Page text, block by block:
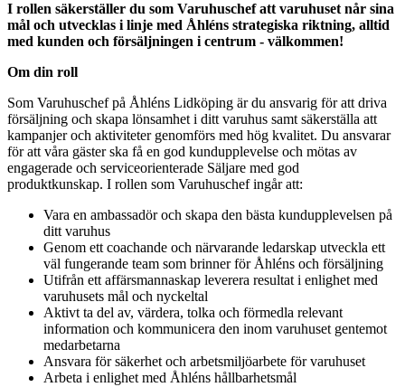
I rollen säkerställer du som Varuhuschef att varuhuset når sina
mål och utvecklas i linje med Åhléns strategiska riktning, alltid
med kunden och försäljningen i centrum - välkommen!
Om din roll
Som Varuhuschef på Åhléns Lidköping är du ansvarig för att driva
försäljning och skapa lönsamhet i ditt varuhus samt säkerställa att
kampanjer och aktiviteter genomförs med hög kvalitet. Du ansvarar
för att våra gäster ska få en god kundupplevelse och mötas av
engagerade och serviceorienterade Säljare med god
produktkunskap. I rollen som Varuhuschef ingår att:
Vara en ambassadör och skapa den bästa kundupplevelsen på
ditt varuhus
Genom ett coachande och närvarande ledarskap utveckla ett
väl fungerande team som brinner för Åhléns och försäljning
Utifrån ett affärsmannaskap leverera resultat i enlighet med
varuhusets mål och nyckeltal
Aktivt ta del av, värdera, tolka och förmedla relevant
information och kommunicera den inom varuhuset gentemot
medarbetarna
Ansvara för säkerhet och arbetsmiljöarbete för varuhuset
Arbeta i enlighet med Åhléns hållbarhetsmål